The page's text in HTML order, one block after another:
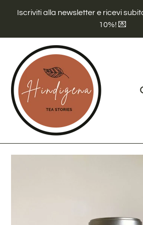
direttamente
contenuti
Iscriviti alla newsletter e ricevi
10%! 💌